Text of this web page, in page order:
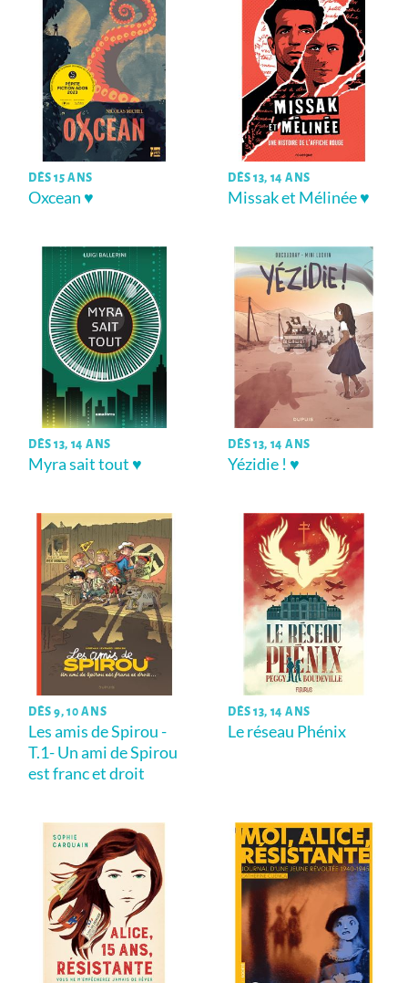
DÈS 15 ANS
Oxcean ♥
DÈS 13, 14 ANS
Missak et Mélinée ♥
DÈS 13, 14 ANS
Myra sait tout ♥
DÈS 13, 14 ANS
Yézidie ! ♥
DÈS 9, 10 ANS
Les amis de Spirou -
T.1- Un ami de Spirou
est franc et droit
DÈS 13, 14 ANS
Le réseau Phénix